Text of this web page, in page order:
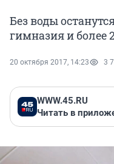
Без воды
гимназия и более
20 октября 2017, 14:23 3
WWW.45.RU
Читать в